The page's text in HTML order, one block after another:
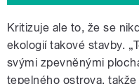
Kritizuje ale to, že se
ekologií takové stavby.
svými zpevněnými
tepelného ostrova,